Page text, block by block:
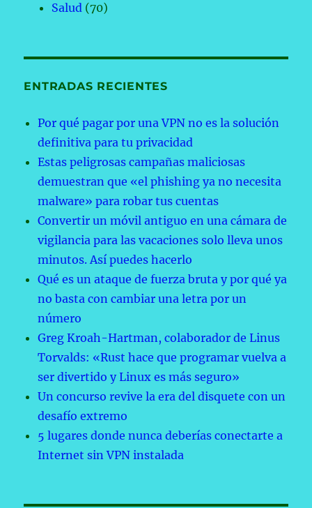
Salud (70)
ENTRADAS RECIENTES
Por qué pagar por una VPN no es la solución
definitiva para tu privacidad
Estas peligrosas campañas maliciosas
demuestran que «el phishing ya no necesita
malware» para robar tus cuentas
Convertir un móvil antiguo en una cámara de
vigilancia para las vacaciones solo lleva unos
minutos. Así puedes hacerlo
Qué es un ataque de fuerza bruta y por qué ya
no basta con cambiar una letra por un
número
Greg Kroah-Hartman, colaborador de Linus
Torvalds: «Rust hace que programar vuelva a
ser divertido y Linux es más seguro»
Un concurso revive la era del disquete con un
desafío extremo
5 lugares donde nunca deberías conectarte a
Internet sin VPN instalada